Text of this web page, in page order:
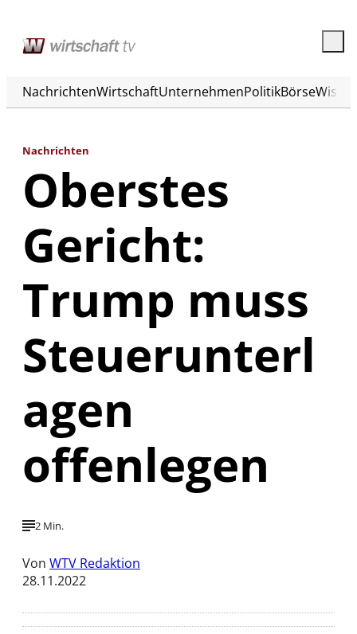
NachrichtenWirtschaftUnternehmenPolitikBörse
Nachrichten
Oberstes
Gericht:
Trump muss
Steuerunterl
agen
offenlegen
2 Min.
Von WTV Redaktion
28.11.2022